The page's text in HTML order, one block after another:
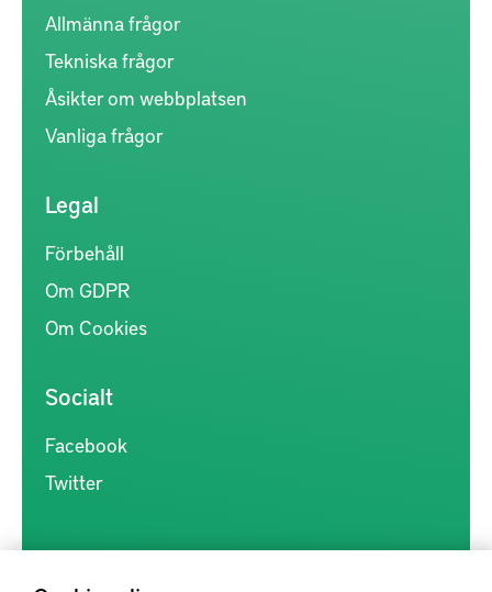
Allmänna frågor
Tekniska frågor
Åsikter om webbplatsen
Vanliga frågor
Legal
Förbehåll
Om GDPR
Om Cookies
Socialt
Facebook
Twitter